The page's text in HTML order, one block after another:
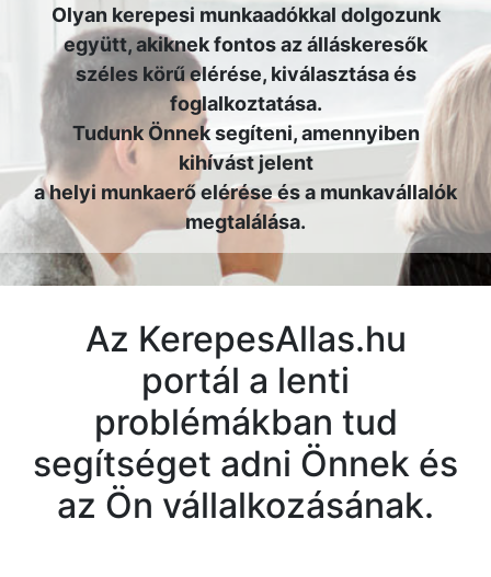
Olyan kerepesi munkaadókkal dolgozunk
együtt, akiknek fontos az álláskeresők
széles körű elérése, kiválasztása és
foglalkoztatása.
Tudunk Önnek segíteni, amennyiben
kihívást jelent
a helyi munkaerő elérése és a munkavállalók
megtalálása.
Az KerepesAllas.hu
portál a lenti
problémákban tud
segítséget adni Önnek és
az Ön vállalkozásának.